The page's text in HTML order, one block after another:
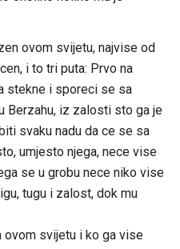
ovom svijetu, najvise od
i to tri puta: Prvo na
stekne i sporeci se sa
Berzahu, iz zalosti sto ga je
svaku nadu da ce se sa
umjesto njega, nece vise
se u grobu nece niko vise
tugu i zalost, dok mu
ovom svijetu i ko ga vise